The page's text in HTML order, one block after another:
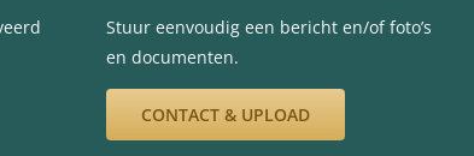
Stuur eenvoudig een bericht en/of foto’s
en documenten.
CONTACT & UPLOAD